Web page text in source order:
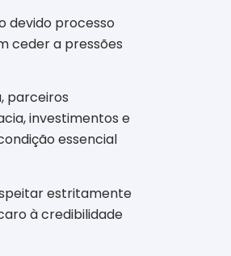
devido processo
ceder a pressões
parceiros
investimentos e
essencial
estritamente
à credibilidade